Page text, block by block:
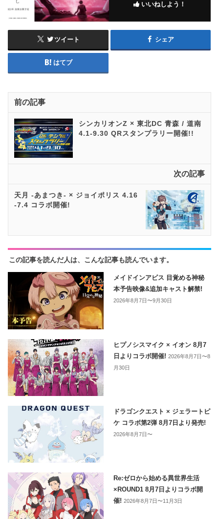
いいねしよう！
ツイート シェア
はてブ
前の記事
シンカリオンZ × 東北DC 青森 / 道南
4.1-9.30 QRスタンプラリー開催!!
次の記事
天月 -あまつき- × ジョイポリス 4.16
-7.4 コラボ開催!
この記事を読んだ人は、こんな記事も読んでいます。
メイドインアビス 目覚める神秘
本予告映像&追加キャスト解禁!
2026年8月7日〜9月30日
ヒプノシスマイク × イオン 8月7
日よりコラボ開催!2026年8月7日〜8
月30日
ドラゴンクエスト × ジェラートピ
ケ コラボ第2弾 8月7日より発売!
2026年8月7日〜
Re:ゼロから始める異世界生活
×ROUND1 8月7日よりコラボ開
催!2026年8月7日〜11月3日